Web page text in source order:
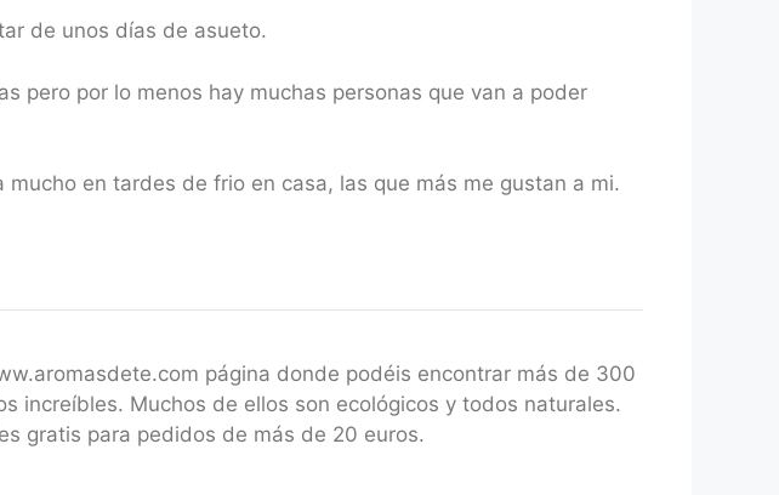
de unos días de asueto.
pero por lo menos hay muchas personas que van a poder
en tardes de frio en casa, las que más me gustan a mi.
página donde podéis encontrar más de 300
increíbles. Muchos de ellos son ecológicos y todos naturales.
gratis para pedidos de más de 20 euros.